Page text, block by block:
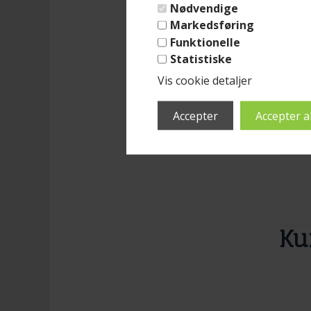
Nødvendige
Markedsføring
Funktionelle
Statistiske
Vis cookie detaljer